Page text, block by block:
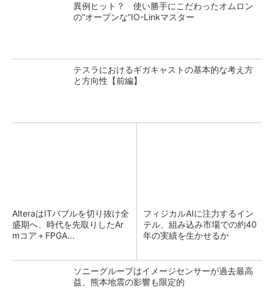
異例ヒット？ 使い勝手にこだわったオムロン
の“オープンな”IO-Linkマスター
テスラにおけるギガキャストの基本的な考え方
と方向性【前編】
AlteraはITバブルを切り抜け全
盛期へ、時代を先取りしたAr
mコア＋FPGA...
フィジカルAIに注力するイン
テル、組み込み市場での約40
年の実績を生かせるか
ソニーグループはイメージセンサーが過去最高
益、熊本地震の影響も限定的